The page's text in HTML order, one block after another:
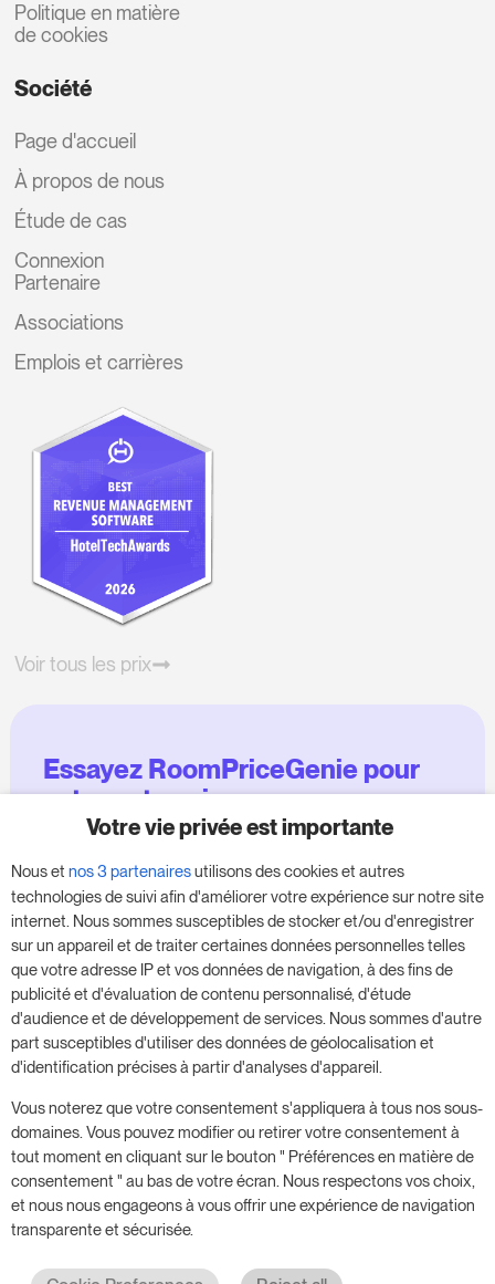
Politique en matière
de cookies
Société
Page d'accueil
À propos de nous
Étude de cas
Connexion
Partenaire
Associations
Emplois et carrières
Voir tous les prix
Essayez RoomPriceGenie pour
votre entreprise
donnez un coup de fouet à votre entreprise,
sans aucune obligation.
Réservez une réunion pour commencer votre
essai gratuit de 14 jours.
Prenez rendez-vous
Votre vie privée est importante
Nous et nos 3 partenairesutilisons des cookies et autres
technologies de suivi afin d'améliorer votre expérience sur notre site
internet. Nous sommes susceptibles de stocker et/ou d'enregistrer
sur un appareil et de traiter certaines données personnelles telles
que votre adresse IP et vos données de navigation, à des fins de
publicité et d'évaluation de contenu personnalisé, d'étude
d'audience et de développement de services. Nous sommes d'autre
part susceptibles d'utiliser des données de géolocalisation et
d'identification précises à partir d'analyses d'appareil.
Vous noterez que votre consentement s'appliquera à tous nos sous-
domaines. Vous pouvez modifier ou retirer votre consentement à
tout moment en cliquant sur le bouton " Préférences en matière de
consentement " au bas de votre écran. Nous respectons vos choix,
et nous nous engageons à vous offrir une expérience de navigation
transparente et sécurisée.